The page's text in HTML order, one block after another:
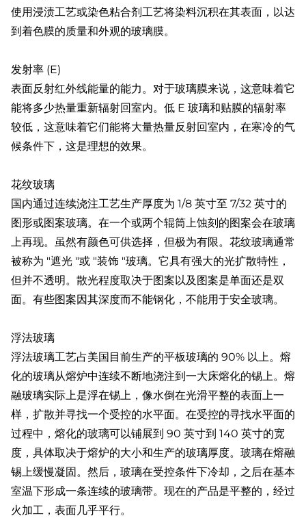
使用浸渍工艺或染色粘合剂工艺将染料沉积在其表面，以达
到着色膜的质量和外观的玻璃膜。
发射率 (E)
表面反射红外线能量的能力。对于玻璃膜来说，这意味着它
能将多少热量重新辐射回室内。低 E 玻璃和贴膜的辐射率
较低，这意味着它们能将大量热量反射回室内，在寒冷的气
候条件下，这是理想的效果。
花纹玻璃
国内通过连续浇注工艺生产厚度为 1/8 英寸至 7/32 英寸的
图形或图案玻璃。在一个或两个辊筒上蚀刻的图案会在玻璃
上再现。虽然有颜色可供选择，但极为有限。花纹玻璃通常
被称为 "遮光 "或 "装饰 "玻璃。它具有强大的光扩散特性，
但并不透明。散光程度取决于图案以及图案是单面还是双
面。有些图案因其深度而不能钢化，不能用于安全玻璃。
浮法玻璃
浮法玻璃工艺占美国目前生产的平板玻璃的 90% 以上。熔
化的玻璃从熔炉中连续不断地浇注到一大床熔化的锡上。熔
融玻璃实际上是浮在锡上，像水倒在光滑平整的表面上一
样，扩散并寻找一个受控的水平面。在受控的寻找水平面的
过程中，熔化的玻璃可以铺展到 90 英寸到 140 英寸的宽
度，具体取决于熔炉的大小和生产的玻璃厚度。玻璃在熔融
锡上缓慢凝固。然后，玻璃在受控条件下冷却，之后在基本
室温下形成一条连续的玻璃带。现在的产品是平整的，经过
火加工，表面几乎平行。